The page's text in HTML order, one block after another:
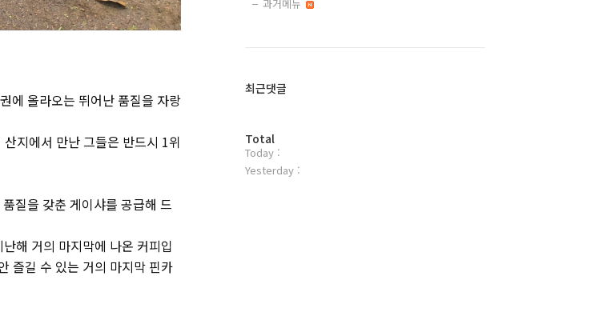
에 올라오는 뛰어난 품질을 자랑
지에서 만난 그들은 반드시 1위
질을 갖춘 게이샤를 공급해 드
해 거의 마지막에 나온 커피입
즐길 수 있는 거의 마지막 핀카
과거메뉴
최근댓글
방
문
자
Total
Today :
Yesterday :